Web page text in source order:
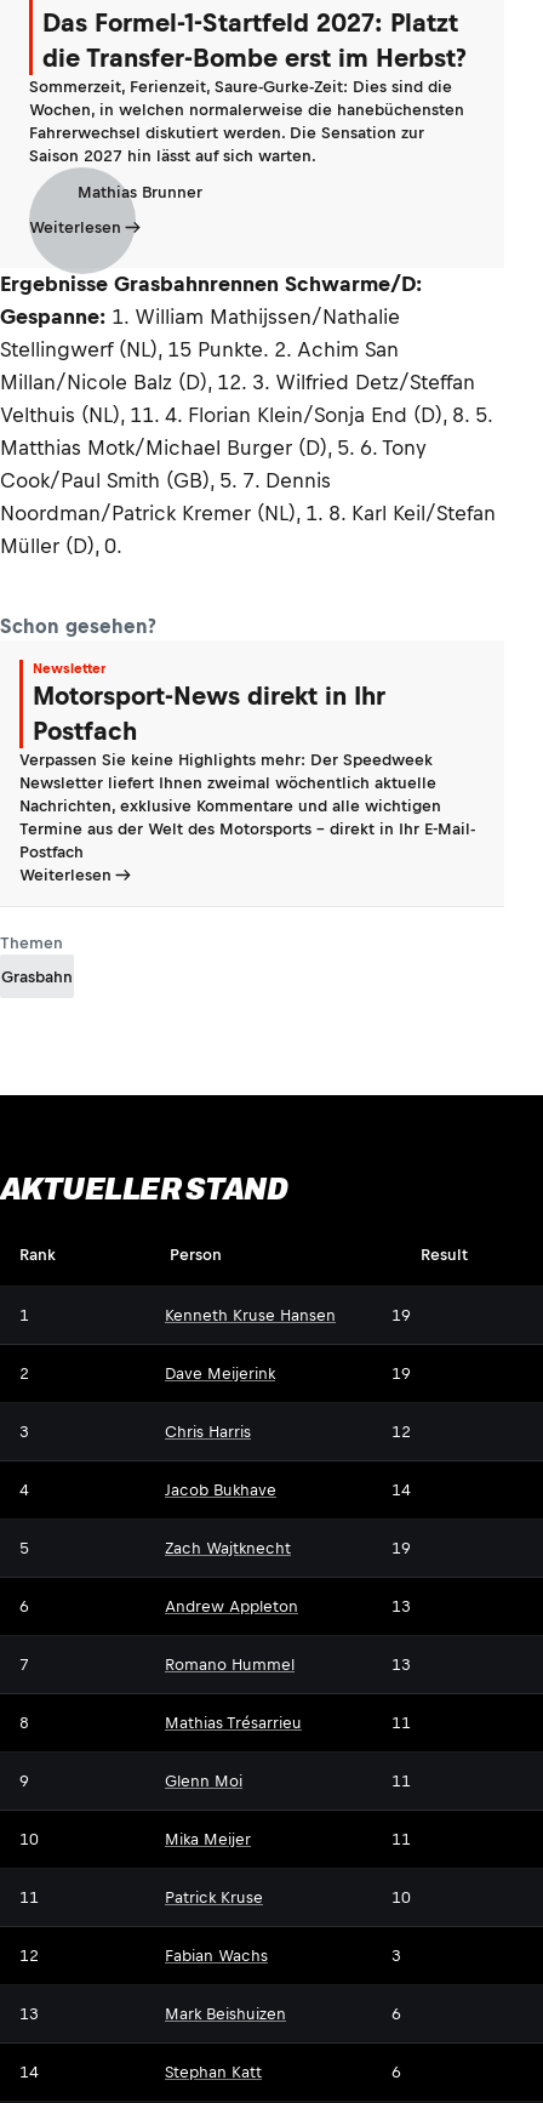
Das Formel-1-Startfeld 2027: Platzt
die Transfer-Bombe erst im Herbst?
Sommerzeit, Ferienzeit, Saure-Gurke-Zeit: Dies sind die
Wochen, in welchen normalerweise die hanebüchensten
Fahrerwechsel diskutiert werden. Die Sensation zur
Saison 2027 hin lässt auf sich warten.
Mathias Brunner
Weiterlesen
Ergebnisse Grasbahnrennen Schwarme/D:
Gespanne: 1. William Mathijssen/Nathalie
Stellingwerf (NL), 15 Punkte. 2. Achim San
Millan/Nicole Balz (D), 12. 3. Wilfried Detz/Steffan
Velthuis (NL), 11. 4. Florian Klein/Sonja End (D), 8. 5.
Matthias Motk/Michael Burger (D), 5. 6. Tony
Cook/Paul Smith (GB), 5. 7. Dennis
Noordman/Patrick Kremer (NL), 1. 8. Karl Keil/Stefan
Müller (D), 0.
Schon gesehen?
Newsletter
Motorsport-News direkt in Ihr
Postfach
Verpassen Sie keine Highlights mehr: Der Speedweek
Newsletter liefert Ihnen zweimal wöchentlich aktuelle
Nachrichten, exklusive Kommentare und alle wichtigen
Termine aus der Welt des Motorsports - direkt in Ihr E-Mail-
Postfach
Weiterlesen
Themen
Grasbahn
AKTUELLER STAND
Rank Person Result
1 Kenneth Kruse Hansen 19
2 Dave Meijerink 19
3 Chris Harris 12
4 Jacob Bukhave 14
5 Zach Wajtknecht 19
6 Andrew Appleton 13
7 Romano Hummel 13
8 Mathias Trésarrieu 11
9 Glenn Moi 11
10 Mika Meijer 11
11 Patrick Kruse 10
12 Fabian Wachs 3
13 Mark Beishuizen 6
14 Stephan Katt 6